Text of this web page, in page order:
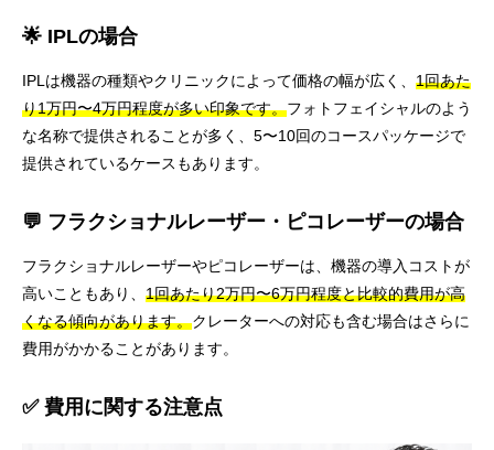
🌟 IPLの場合
IPLは機器の種類やクリニックによって価格の幅が広く、 1回あた
り1万円〜4万円程度が多い印象です。フォトフェイシャルのよう
な名称で提供されることが多く、5〜10回のコースパッケージで
提供されているケースもあります。
💬 フラクショナルレーザー・ピコレーザーの場合
フラクショナルレーザーやピコレーザーは、機器の導入コストが
高いこともあり、 1回あたり2万円〜6万円程度と比較的費用が高
くなる傾向があります。クレーターへの対応も含む場合はさらに
費用がかかることがあります。
✅ 費用に関する注意点